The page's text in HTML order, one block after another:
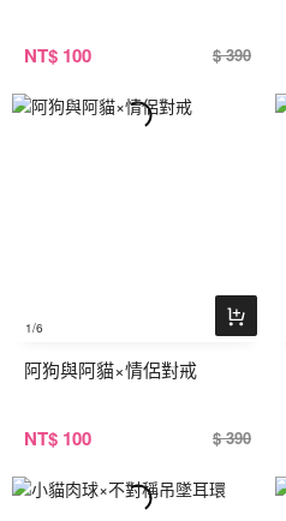
NT$ 100 $ 390
1/6
阿狗與阿貓×情侶對戒
NT$ 100 $ 390